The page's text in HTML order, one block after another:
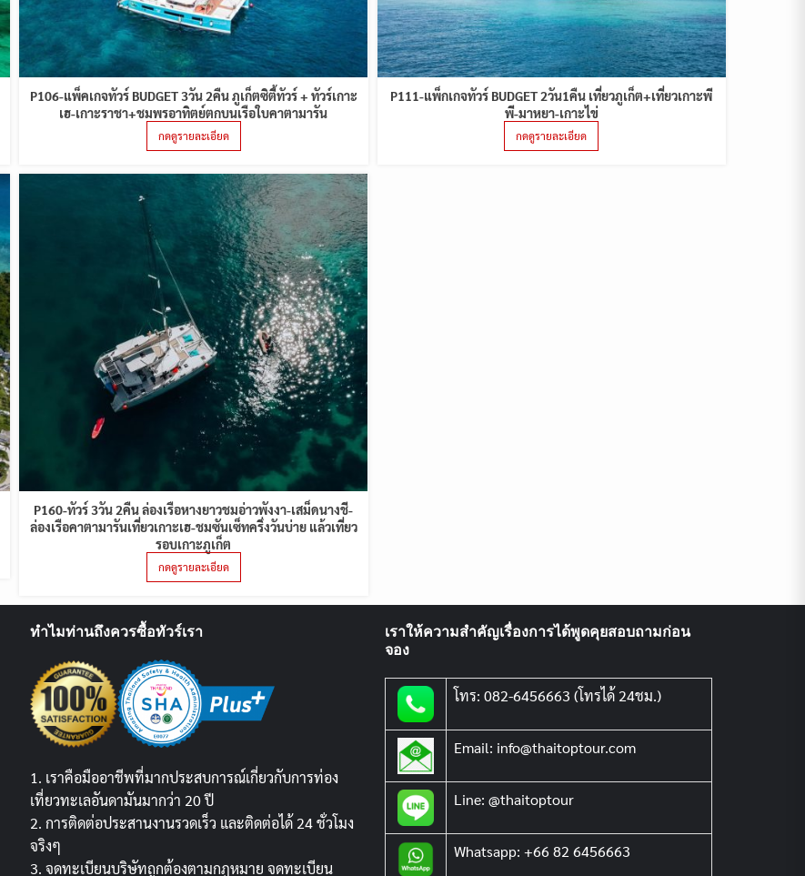
P106-แพ็คเกจทัวร์ BUDGET 3วัน 2คืน ภูเก็ตซิตี้ทัวร์ + ทัวร์เกาะ
เฮ-เกาะราชา+ชมพรอาทิตย์ตกบนเรือใบคาตามารัน
กดดูรายละเอียด
P111-แพ็กเกจทัวร์ BUDGET 2วัน1คืน เที่ยวภูเก็ต+เที่ยวเกาะพี
พี-มาหยา-เกาะไข่
กดดูรายละเอียด
P160-ทัวร์ 3วัน 2คืน ล่องเรือหางยาวชมอ่าวพังงา-เสม็ดนางชี-
ล่องเรือคาตามารันเที่ยวเกาะเฮ-ชมซันเซ็ทครึ่งวันบ่าย แล้วเที่ยว
รอบเกาะภูเก็ต
กดดูรายละเอียด
ทำไมท่านถึงควรซื้อทัวร์เรา
1. เราคือมืออาชีพที่มากประสบการณ์เกี่ยวกับการท่อง
เที่ยวทะเลอันดามันมากว่า 20 ปี
2. การติดต่อประสานงานรวดเร็ว และติดต่อได้ 24 ชั่วโมง
จริงๆ
3. จดทะเบียนบริษัทถูกต้องตามกฏหมาย จดทะเบียน
เราให้ความสำคัญเรื่องการได้พูดคุยสอบถามก่อน
จอง
โทร: 082-6456663 (โทรได้ 24ชม.)
Email: info@thaitoptour.com
Line: @thaitoptour
Whatsapp: +66 82 6456663